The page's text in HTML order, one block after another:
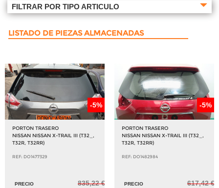
FILTRAR POR TIPO ARTICULO
LISTADO DE PIEZAS ALMACENADAS
-5%
PORTON TRASERO
NISSAN NISSAN X-TRAIL III (T32_,
T32R, T32RR)
REF: DO1477329
PRECIO
835,22 €
-5%
PORTON TRASERO
NISSAN NISSAN X-TRAIL III (T32_,
T32R, T32RR)
REF: DO1482984
PRECIO
617,42 €